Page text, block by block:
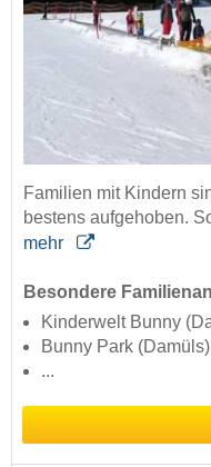
Familien mit Kindern
bestens aufgehoben.
mehr
Besondere
Kinderwelt Bunny
Bunny Park (Damüls)
...